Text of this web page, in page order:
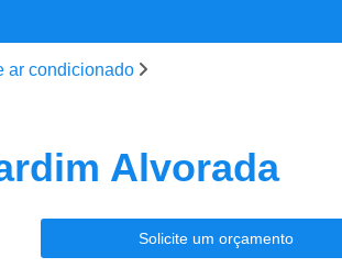
Ar Condicionado
Limpeza de Dutos com Robô
de Ar Condicionado
São José do Rio Preto
ar condicionado
Alvorada
Solicite um orçamento